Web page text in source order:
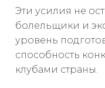
Эти усилия не
болельщики и
уровень
способность
клубами страны.